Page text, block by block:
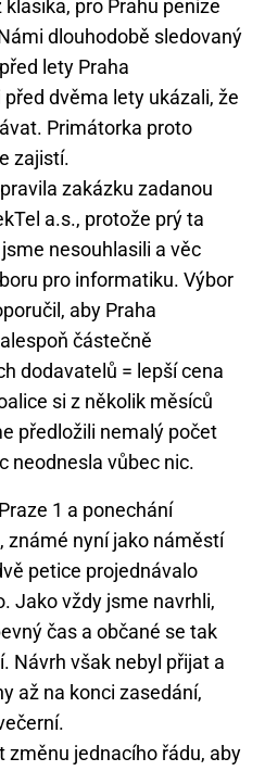
pro Prahu peníze
dlouhodobě sledovaný
lety Praha
dvěma lety ukázali, že
Primátorka proto
zajistí.
zakázku zadanou
a.s., protože prý ta
nesouhlasili a věc
pro informatiku. Výbor
aby Praha
částečně
dodavatelů = lepší cena
si z několik měsíců
předložili nemalý počet
neodnesla vůbec nic.
1 a ponechání
známé nyní jako náměstí
petice projednávalo
Jako vždy jsme navrhli,
čas a občané se tak
Návrh však nebyl přijat a
až na konci zasedání,
změnu jednacího řádu, aby